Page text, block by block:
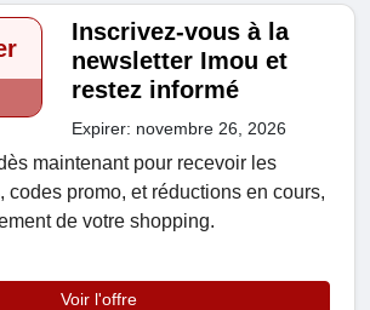
Inscrivez-vous à la
newsletter Imou et
restez informé
Expirer: novembre 26, 2026
maintenant pour recevoir les
codes promo, et réductions en cours,
de votre shopping.
Voir l'offre